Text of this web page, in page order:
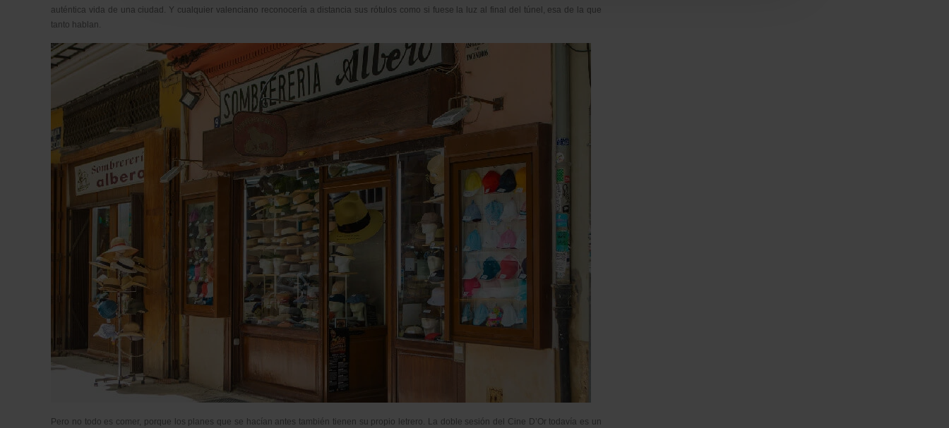
auténtica vida de una ciudad. Y cualquier valenciano reconocería a distancia sus rótulos como si fuese la luz al final del túnel, esa de la que
tanto hablan.
Pero no todo es comer, porque los planes que se hacían antes también tienen su propio letrero. La doble sesión del Cine D’Or todavía es un